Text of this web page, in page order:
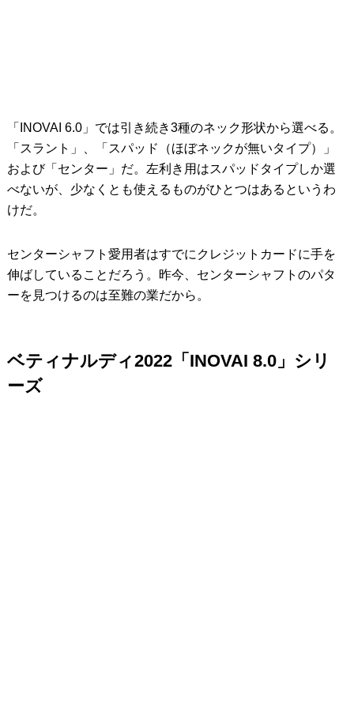
「INOVAI 6.0」では引き続き3種のネック形状から選べる。
「スラント」、「スパッド（ほぼネックが無いタイプ）」
および「センター」だ。左利き用はスパッドタイプしか選
べないが、少なくとも使えるものがひとつはあるというわ
けだ。
センターシャフト愛用者はすでにクレジットカードに手を
伸ばしていることだろう。昨今、センターシャフトのパタ
ーを見つけるのは至難の業だから。
ベティナルディ2022「INOVAI 8.0」シリ
ーズ